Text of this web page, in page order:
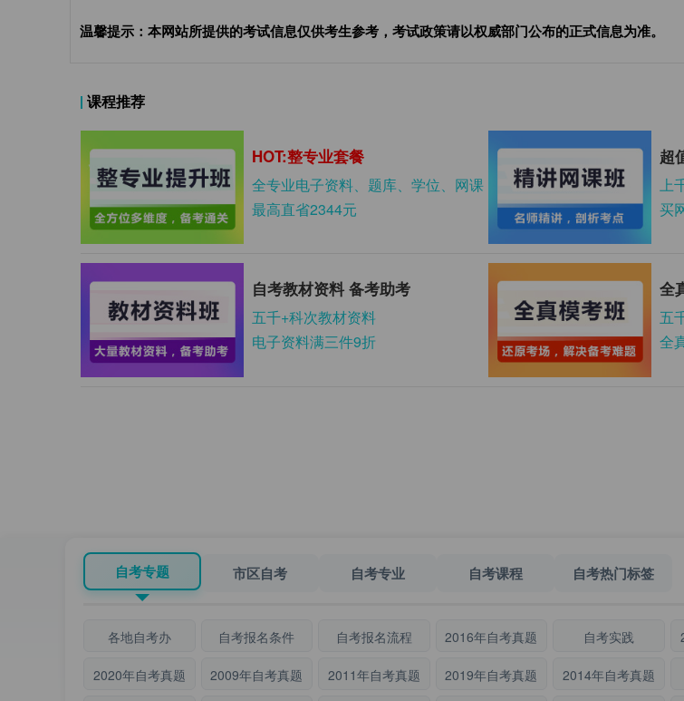
温馨提示：本网站所提供的考试信息仅供考生参考，考试政策请以权威部门公布的正式信息为准。
课程推荐
HOT:整专业套餐
全专业电子资料、题库、学位、网课
最高直省2344元
超
上
买
自考教材资料 备考助考
五千+科次教材资料
电子资料满三件9折
全
五
全
自考专题 市区自考 自考专业 自考课程 自考热门标签
各地自考办 自考报名条件 自考报名流程 2016年自考真题 自考实践
2020年自考真题 2009年自考真题 2011年自考真题 2019年自考真题 2014年自考真题